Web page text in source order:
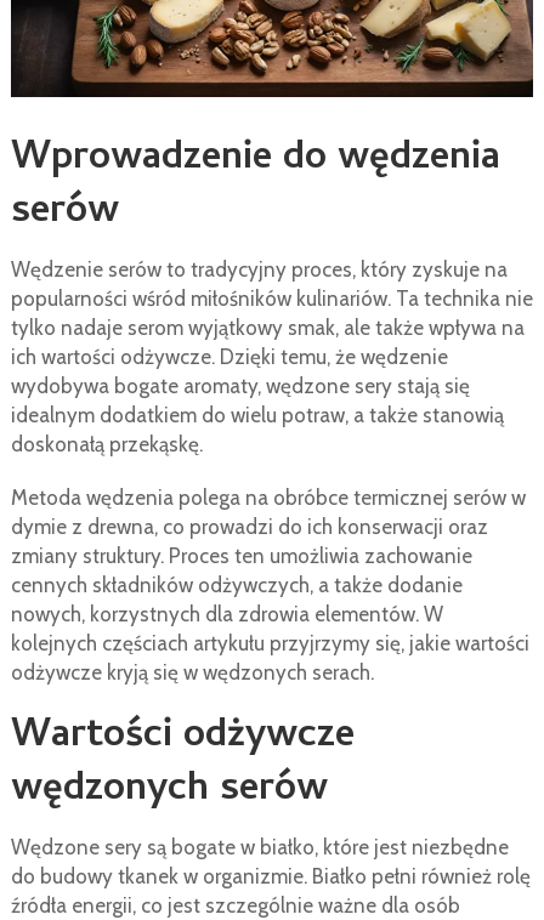
Wprowadzenie do wędzenia
serów
Wędzenie serów to tradycyjny proces, który zyskuje na
popularności wśród miłośników kulinariów. Ta technika nie
tylko nadaje serom wyjątkowy smak, ale także wpływa na
ich wartości odżywcze. Dzięki temu, że wędzenie
wydobywa bogate aromaty, wędzone sery stają się
idealnym dodatkiem do wielu potraw, a także stanowią
doskonałą przekąskę.
Metoda wędzenia polega na obróbce termicznej serów w
dymie z drewna, co prowadzi do ich konserwacji oraz
zmiany struktury. Proces ten umożliwia zachowanie
cennych składników odżywczych, a także dodanie
nowych, korzystnych dla zdrowia elementów. W
kolejnych częściach artykułu przyjrzymy się, jakie wartości
odżywcze kryją się w wędzonych serach.
Wartości odżywcze
wędzonych serów
Wędzone sery są bogate w białko, które jest niezbędne
do budowy tkanek w organizmie. Białko pełni również rolę
źródła energii, co jest szczególnie ważne dla osób